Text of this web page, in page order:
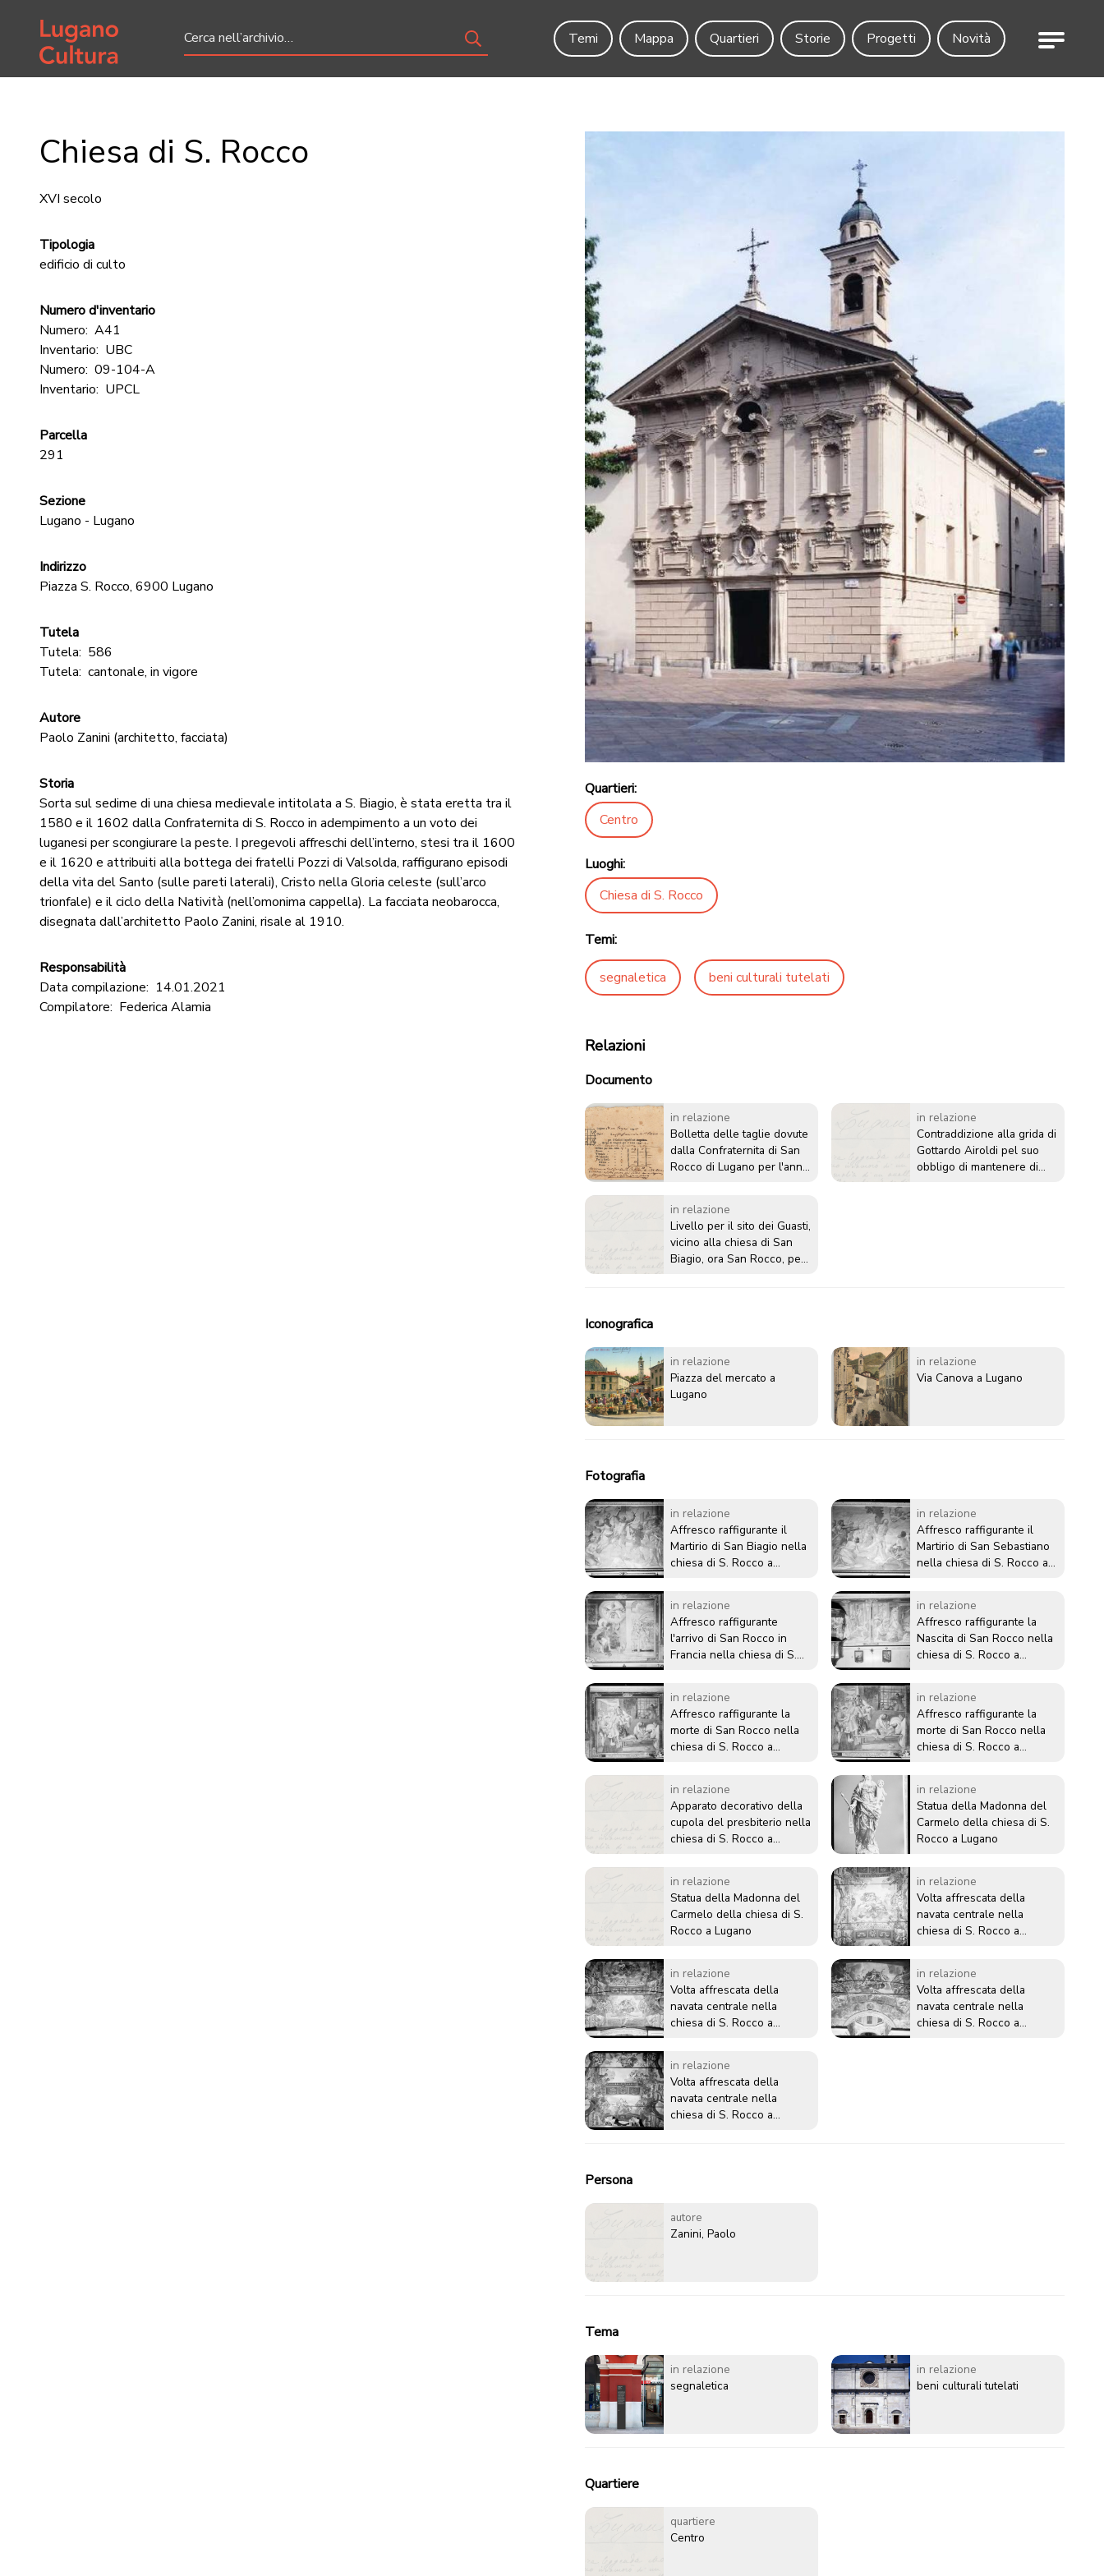
Home page
Temi
Mappa Quartieri Storie Progetti Novità Menu
Chiesa di S. Rocco
XVI secolo
Tipologia
edificio di culto
Numero d'inventario
Numero: A41
Inventario: UBC
Numero: 09-104-A
Inventario: UPCL
Parcella
291
Sezione
Lugano - Lugano
Indirizzo
Piazza S. Rocco, 6900 Lugano
Tutela
Tutela: 586
Tutela: cantonale, in vigore
Autore
Paolo Zanini (architetto, facciata)
Storia
Sorta sul sedime di una chiesa medievale intitolata a S. Biagio, è stata eretta tra il
1580 e il 1602 dalla Confraternita di S. Rocco in adempimento a un voto dei
luganesi per scongiurare la peste. I pregevoli affreschi dell’interno, stesi tra il 1600
e il 1620 e attribuiti alla bottega dei fratelli Pozzi di Valsolda, raffigurano episodi
della vita del Santo (sulle pareti laterali), Cristo nella Gloria celeste (sull’arco
trionfale) e il ciclo della Natività (nell’omonima cappella). La facciata neobarocca,
disegnata dall’architetto Paolo Zanini, risale al 1910.
Responsabilità
Data compilazione: 14.01.2021
Compilatore: Federica Alamia
Quartieri:
Centro
Luoghi:
Chiesa di S. Rocco
Temi:
segnaletica beni culturali tutelati
Relazioni
Documento
in relazione
Bolletta delle taglie dovute
dalla Confraternita di San
Rocco di Lugano per l'anno
in relazione
Contraddizione alla grida di
Gottardo Airoldi pel suo
obbligo di mantenere di
in relazione
Livello per il sito dei Guasti,
vicino alla chiesa di San
Biagio, ora San Rocco, per
Iconografica
in relazione
Piazza del mercato a
Lugano
in relazione
Via Canova a Lugano
Fotografia
in relazione
Affresco raffigurante il
Martirio di San Biagio nella
chiesa di S. Rocco a
in relazione
Affresco raffigurante il
Martirio di San Sebastiano
nella chiesa di S. Rocco a
in relazione
Affresco raffigurante
l'arrivo di San Rocco in
Francia nella chiesa di S.
in relazione
Affresco raffigurante la
Nascita di San Rocco nella
chiesa di S. Rocco a
in relazione
Affresco raffigurante la
morte di San Rocco nella
chiesa di S. Rocco a
in relazione
Affresco raffigurante la
morte di San Rocco nella
chiesa di S. Rocco a
in relazione
Apparato decorativo della
cupola del presbiterio nella
chiesa di S. Rocco a
in relazione
Statua della Madonna del
Carmelo della chiesa di S.
Rocco a Lugano
in relazione
Statua della Madonna del
Carmelo della chiesa di S.
Rocco a Lugano
in relazione
Volta affrescata della
navata centrale nella
chiesa di S. Rocco a
in relazione
Volta affrescata della
navata centrale nella
chiesa di S. Rocco a
in relazione
Volta affrescata della
navata centrale nella
chiesa di S. Rocco a
in relazione
Volta affrescata della
navata centrale nella
chiesa di S. Rocco a
Persona
autore
Zanini, Paolo
Tema
in relazione
segnaletica
in relazione
beni culturali tutelati
Quartiere
quartiere
Centro